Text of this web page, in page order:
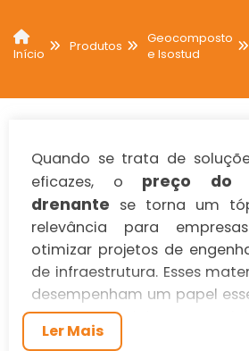
Início
Produtos
Geocomposto
e Isostud
Quando se trata de
eficazes, o preço do
drenante se torna um
relevância para
otimizar projetos de
de infraestrutura. Esses
desempenham um papel
de águas pluviais, mas
economia e eficiência
Ler Mais